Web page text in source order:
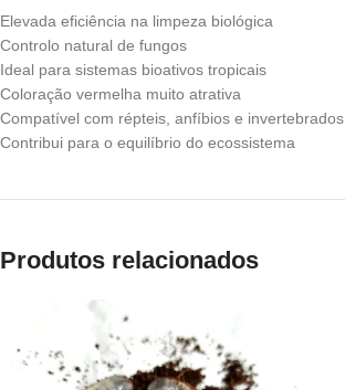
Elevada eficiência na limpeza biológica
Controlo natural de fungos
Ideal para sistemas bioativos tropicais
Coloração vermelha muito atrativa
Compatível com répteis, anfíbios e invertebrados
Contribui para o equilíbrio do ecossistema
Produtos relacionados